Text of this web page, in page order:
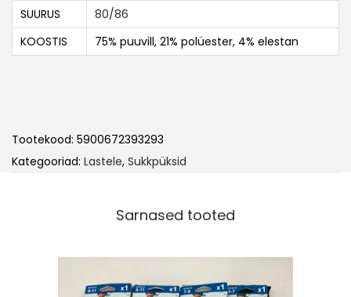
SUURUS
80/86
KOOSTIS
75% puuvill, 21% polüester, 4% elestan
Tootekood: 5900672393293
Kategooriad: Lastele, Sukkpüksid
Sarnased tooted